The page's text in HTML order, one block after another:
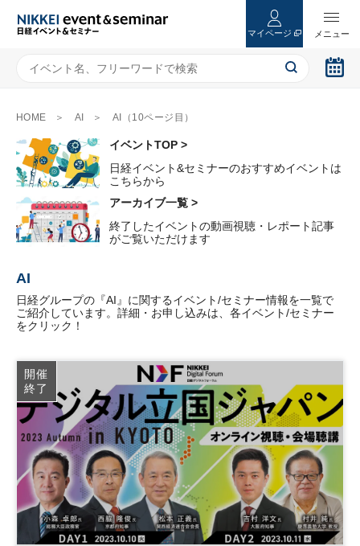
マイページ
HOME AI AI（10ページ目）
イベントTOP >
日経イベント&セミナーのおすすめイベントは
こちらから
アーカイブ一覧 >
終了したイベントの動画視聴・レポート記事
がご覧いただけます
AI
日経グループの『AI』に関するイベント/セミナー情報を一覧で
ご紹介しています。詳細・お申し込みは、各イベント/セミナー
をクリック！
開催
終了